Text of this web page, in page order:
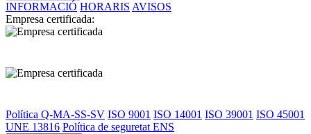
INFORMACIÓ HORARIS AVISOS
Empresa certificada:
Política Q-MA-SS-SV ISO 9001 ISO 14001 ISO 39001 ISO 45001
UNE 13816 Política de seguretat ENS